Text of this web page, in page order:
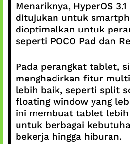
Menariknya, HyperOS
ditujukan untuk
dioptimalkan untuk
seperti POCO Pad dan
Pada perangkat tablet,
menghadirkan fitur
lebih baik, seperti split
floating window yang
ini membuat tablet
untuk berbagai
bekerja hingga hiburan.